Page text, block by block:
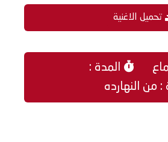
تحميل الاغنية
المدة :
: من النهارده